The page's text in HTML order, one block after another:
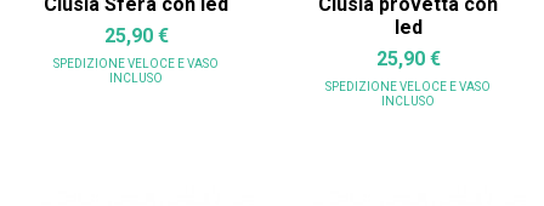
25,90 €
SPEDIZIONE VELOCE E VASO
INCLUSO
led
25,90 €
SPEDIZIONE VELOCE E VASO
INCLUSO